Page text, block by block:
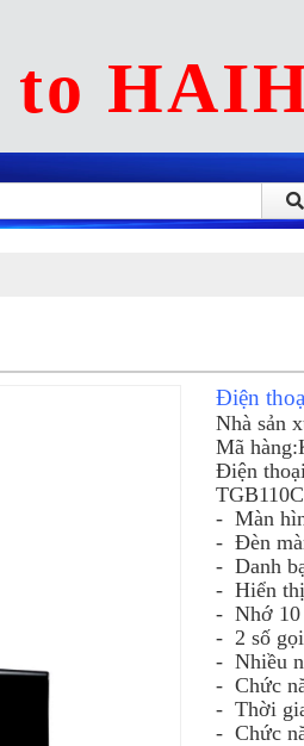
to
Điện
Nhà sản
Mã
Điện
- Màn
- Đèn
- Danh
- Hiển thị
- Nhớ 10
- 2 số
- Nhiều
- Chức
- Thời
- Chức